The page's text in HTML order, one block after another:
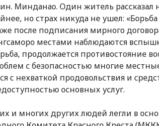
Минданао. Один житель рассказал
но страх никуда не ушел:
после подписания мирного
местами наблюдаются
продолжается противостояние
с безопасностью многие
с нехваткой продовольствия и
основных услуг.
и многих других людей легли в